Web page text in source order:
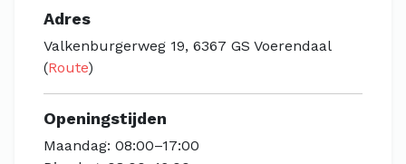
Adres
Valkenburgerweg 19, 6367 GS Voerendaal
(Route)
Openingstijden
Maandag: 08:00–17:00